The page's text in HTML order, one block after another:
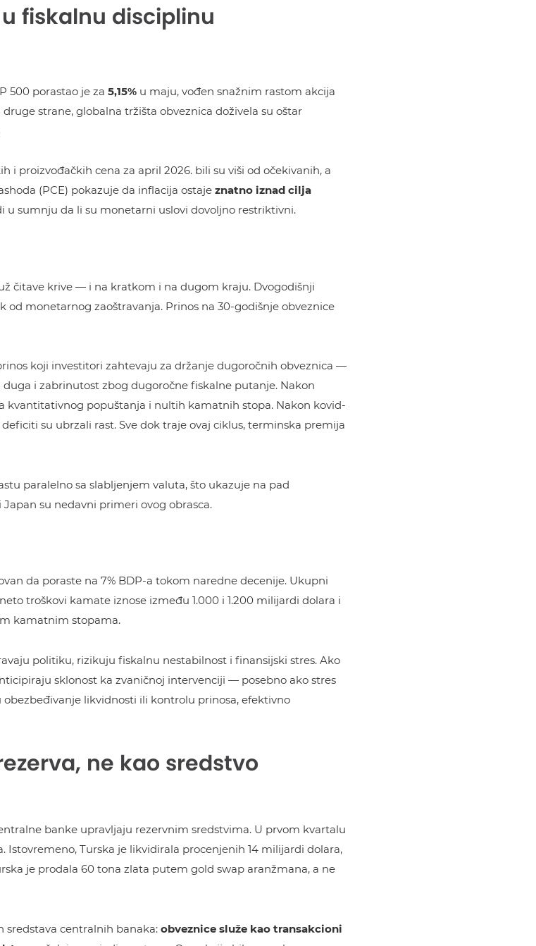
fiskalnu disciplinu
500 porastao je za 5,15% u maju, vođen snažnim rastom akcija
strane, globalna tržišta obveznica doživela su oštar
proizvođačkih cena za april 2026. bili su viši od očekivanih, a
(PCE) pokazuje da inflacija ostaje znatno iznad cilja
u sumnju da li su monetarni uslovi dovoljno restriktivni.
čitave krive — i na kratkom i na dugom kraju. Dvogodišnji
monetarnog zaoštravanja. Prinos na 30-godišnje obveznice
koji investitori zahtevaju za držanje dugoročnih obveznica —
i zabrinutost zbog dugoročne fiskalne putanje. Nakon
popuštanja i nultih kamatnih stopa. Nakon kovid-
su ubrzali rast. Sve dok traje ovaj ciklus, terminska premija
paralelno sa slabljenjem valuta, što ukazuje na pad
su nedavni primeri ovog obrasca.
da poraste na 7% BDP-a tokom naredne decenije. Ukupni
troškovi kamate iznose između 1.000 i 1.200 milijardi dolara i
kamatnim stopama.
politiku, rizikuju fiskalnu nestabilnost i finansijski stres. Ako
sklonost ka zvaničnoj intervenciji — posebno ako stres
likvidnosti ili kontrolu prinosa, efektivno
ne kao sredstvo
banke upravljaju rezervnim sredstvima. U prvom kvartalu
Turska je likvidirala procenjenih 14 milijardi dolara,
je prodala 60 tona zlata putem gold swap aranžmana, a ne
centralnih banaka: obveznice služe kao transakcioni